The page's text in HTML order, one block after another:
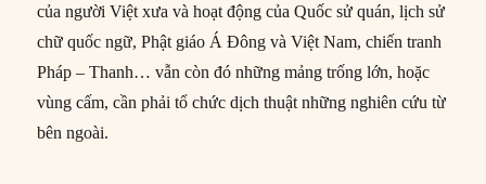
của người Việt xưa và hoạt động của Quốc sử quán, lịch sử
chữ quốc ngữ, Phật giáo Á Đông và Việt Nam, chiến tranh
Pháp – Thanh… vẫn còn đó những mảng trống lớn, hoặc
vùng cấm, cần phải tổ chức dịch thuật những nghiên cứu từ
bên ngoài.